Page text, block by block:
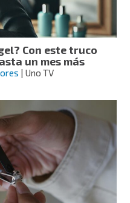
Con este truco
un mes más
| Uno TV